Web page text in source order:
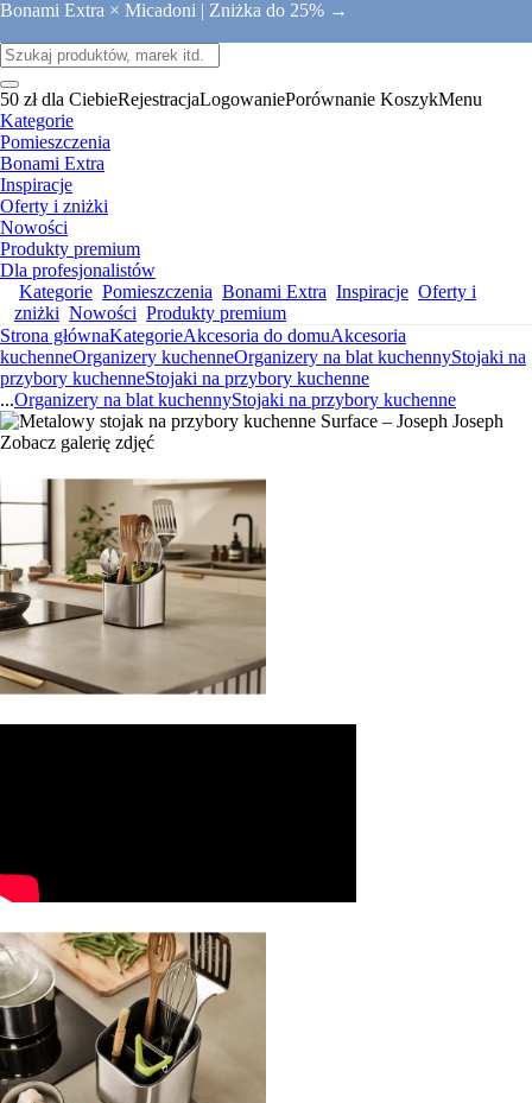
Bonami Extra × Micadoni | Zniżka do 25% →
50 zł dla CiebieRejestracjaLogowaniePorównanie KoszykMenu
Kategorie
Pomieszczenia
Bonami Extra
Inspiracje
Oferty i zniżki
Nowości
Produkty premium
Dla profesjonalistów
Kategorie Pomieszczenia Bonami Extra Inspiracje Oferty i
zniżki Nowości Produkty premium
Strona głównaKategorieAkcesoria do domuAkcesoria
kuchenneOrganizery kuchenneOrganizery na blat kuchennyStojaki na
przybory kuchenneStojaki na przybory kuchenne
...Organizery na blat kuchennyStojaki na przybory kuchenne
Zobacz galerię zdjęć